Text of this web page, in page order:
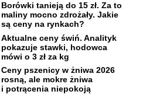
Borówki tanieją do 15 zł. Za to
maliny mocno zdrożały. Jakie
są ceny na rynkach?
Aktualne ceny świń. Analityk
pokazuje stawki, hodowca
mówi o 3 zł za kg
Ceny pszenicy w żniwa 2026
rosną, ale mokre żniwa
i potrącenia niepokoją